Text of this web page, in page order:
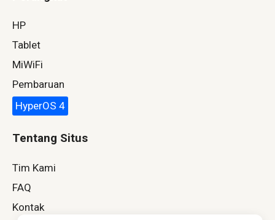
HP
Tablet
MiWiFi
Pembaruan
HyperOS 4
Tentang Situs
Tim Kami
FAQ
Kontak